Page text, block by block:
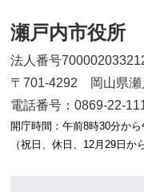
瀬戸内市役所
法人番号
〒701-4292 岡山県瀬
電話番号：0869-22-
開庁時間：午前8時30分か
（祝日、休日、12月29日か